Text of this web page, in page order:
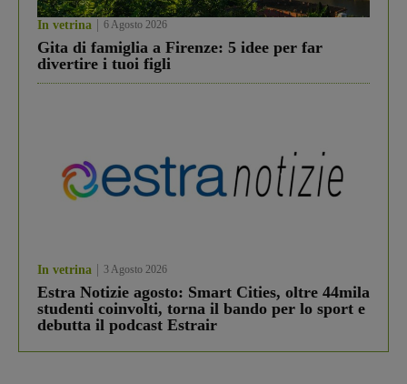
In vetrina 6 Agosto 2026
Gita di famiglia a Firenze: 5 idee per far
divertire i tuoi figli
In vetrina 3 Agosto 2026
Estra Notizie agosto: Smart Cities, oltre 44mila
studenti coinvolti, torna il bando per lo sport e
debutta il podcast Estrair